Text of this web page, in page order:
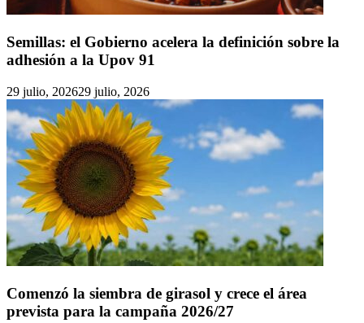
Semillas: el Gobierno acelera la definición sobre la
adhesión a la Upov 91
29 julio, 202629 julio, 2026
Comenzó la siembra de girasol y crece el área
prevista para la campaña 2026/27